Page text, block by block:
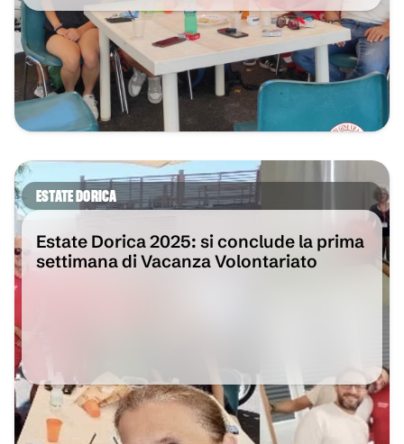
ESTATE DORICA
Estate Dorica 2025: si conclude la prima
settimana di Vacanza Volontariato